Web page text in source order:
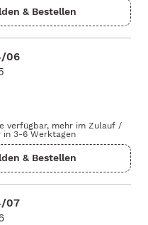
06
verfügbar, mehr im Zulauf /
3-6 Werktagen
07